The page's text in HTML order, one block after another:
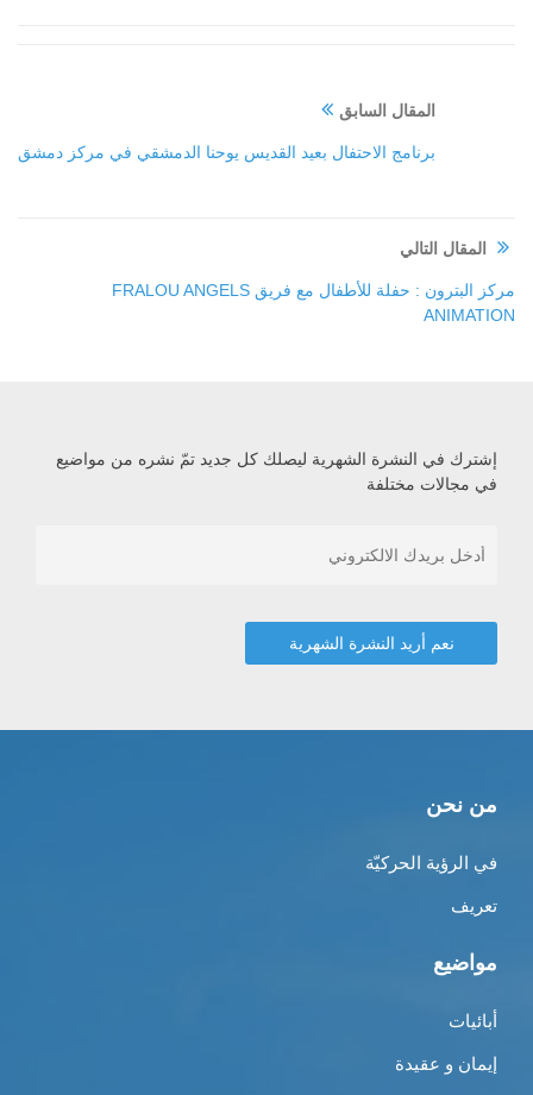
المقال السابق
برنامج الاحتفال بعيد القديس يوحنا الدمشقي في مركز دمشق
المقال التالي
مركز البترون : حفلة للأطفال مع فريق FRALOU ANGELS
ANIMATION
إشترك في النشرة الشهرية ليصلك كل جديد تمّ نشره من مواضيع
في مجالات مختلفة
من نحن
في الرؤية الحركيّة
تعريف
مواضيع
أبائيات
إيمان و عقيدة